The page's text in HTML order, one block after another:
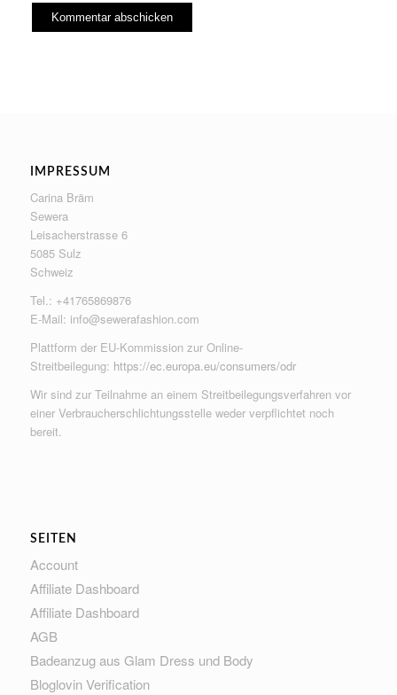
IMPRESSUM
Carina Bräm
Sewera
Leisacherstrasse 6
5085 Sulz
Schweiz
Tel.: +41765869876
E-Mail: info@sewerafashion.com
Plattform der EU-Kommission zur Online-
Streitbeilegung: https://ec.europa.eu/consumers/odr
Wir sind zur Teilnahme an einem Streitbeilegungsverfahren vor
einer Verbraucherschlichtungsstelle weder verpflichtet noch
bereit.
SEITEN
Account
Affiliate Dashboard
Affiliate Dashboard
AGB
Badeanzug aus Glam Dress und Body
Bloglovin Verification